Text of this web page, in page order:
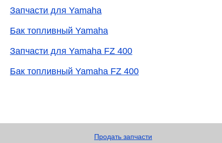
Запчасти для Yamaha
Бак топливный Yamaha
Запчасти для Yamaha FZ 400
Бак топливный Yamaha FZ 400
Продать запчасти